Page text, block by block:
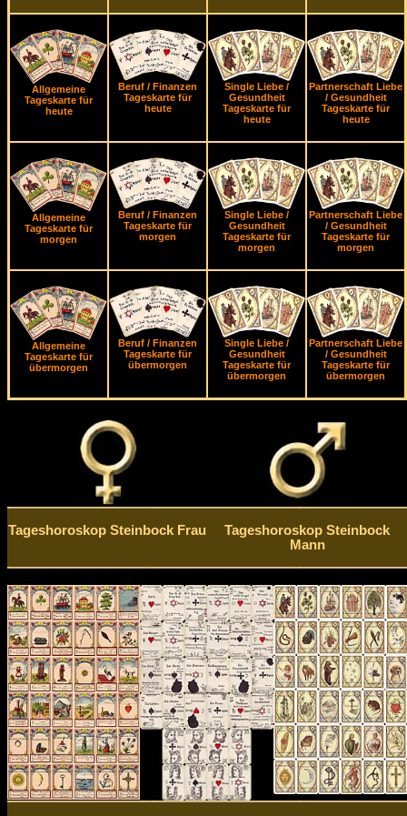
Allgemeine
Tageskarte für
heute
Beruf / Finanzen
Tageskarte für
heute
Single Liebe /
Gesundheit
Tageskarte für
heute
Partnerschaft Liebe
/ Gesundheit
Tageskarte für
heute
Allgemeine
Tageskarte für
morgen
Beruf / Finanzen
Tageskarte für
morgen
Single Liebe /
Gesundheit
Tageskarte für
morgen
Partnerschaft Liebe
/ Gesundheit
Tageskarte für
morgen
Allgemeine
Tageskarte für
übermorgen
Beruf / Finanzen
Tageskarte für
übermorgen
Single Liebe /
Gesundheit
Tageskarte für
übermorgen
Partnerschaft Liebe
/ Gesundheit
Tageskarte für
übermorgen
Tageshoroskop Steinbock Frau
Tageshoroskop Steinbock
Mann